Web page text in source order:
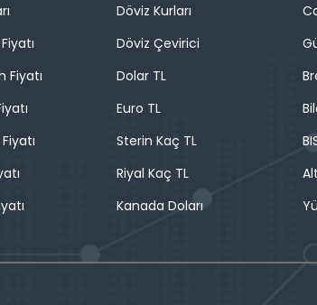
Fiyatı
Döviz Kurları
Döviz Çevirici
Dolar TL
Euro TL
Sterin Kaç TL
Riyal Kaç TL
Kanada Doları